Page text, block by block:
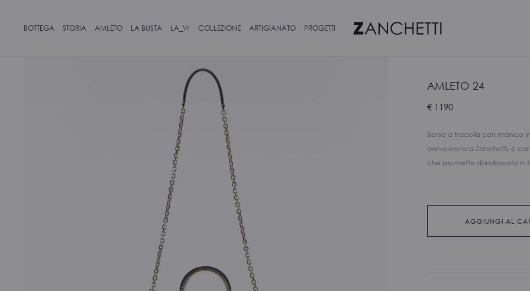
BOTTEGA STORIA AMLETO LA BUSTA LA_W COLLEZIONE ARTIGIANATO PROGETTI
AMLETO 24
Borsa a tracolla con manico
borsa iconica Zanchetti, è
che permette di indossarla
€ 1190
AGGIUNGI AL